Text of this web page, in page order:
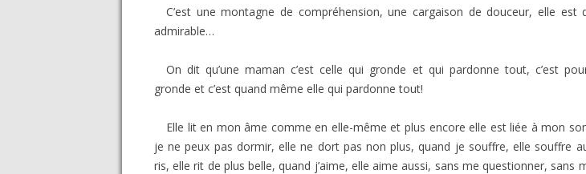
C’est une montagne de compréhension, une cargaison de douceur, elle est
admirable…
On dit qu’une maman c’est celle qui gronde et qui pardonne tout, c’est
gronde et c’est quand même elle qui pardonne tout!
Elle lit en mon âme comme en elle-même et plus encore elle est liée à mon
je ne peux pas dormir, elle ne dort pas non plus, quand je souffre, elle souffre
ris, elle rit de plus belle, quand j’aime, elle aime aussi, sans me questionner, sans